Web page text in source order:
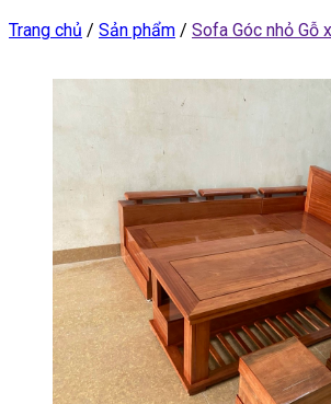
Trang chủ / Sản phẩm / Sofa Góc nhỏ Gỗ